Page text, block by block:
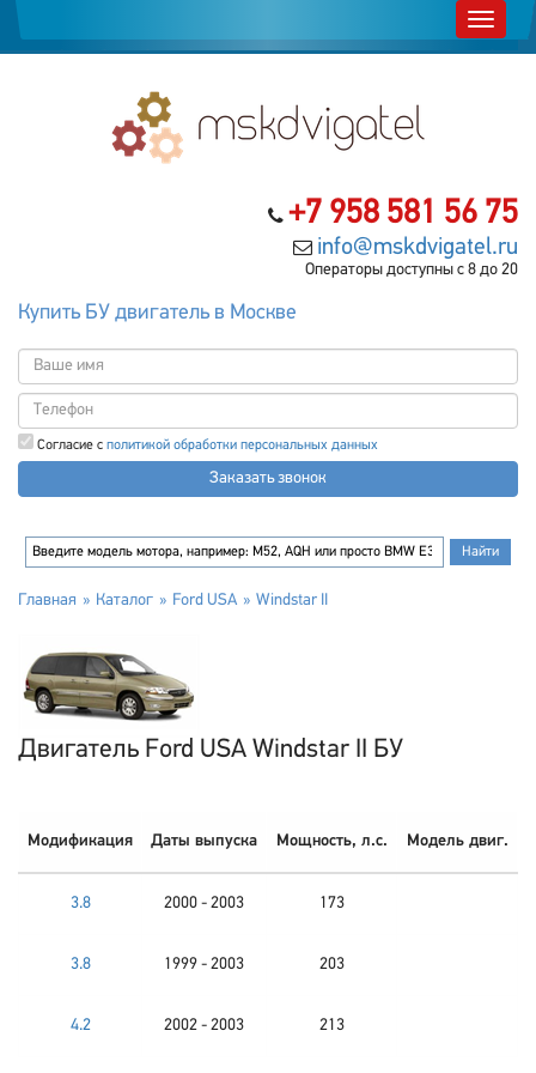
+7 958 581 56 75
info@mskdvigatel.ru
Операторы доступны с 8 до 20
Купить БУ двигатель в Москве
Согласие с политикой обработки персональных данных
Заказать звонок
Главная Каталог Ford USA Windstar II
Двигатель Ford USA Windstar II БУ
Модификация Даты выпуска Мощность, л.с. Модель двиг.
3.8 2000 - 2003 173
3.8 1999 - 2003 203
4.2 2002 - 2003 213